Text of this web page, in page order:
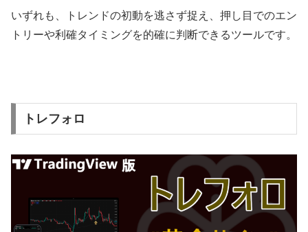
いずれも、トレンドの初動を逃さず捉え、押し目でのエン
トリーや利確タイミングを的確に判断できるツールです。
トレフォロ